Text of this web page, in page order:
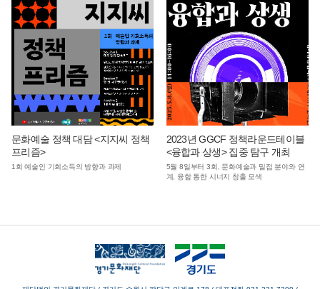
문화예술 정책 대담 <지지씨 정책
프리즘>
1회 예술인 기회소득의 방향과 과제
2023년 GGCF 정책라운드테이블
<융합과 상생> 집중 탐구 개최
5월 8일부터 3회, 문화예술과 밀접 분야와 연
계, 융합 통한 시너지 창출 모색